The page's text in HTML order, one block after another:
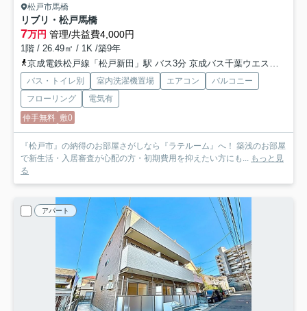
松戸市馬橋
リブリ・松戸馬橋
7万円 管理/共益費4,000円
1階 / 26.49㎡ / 1K /築9年
京成電鉄松戸線「松戸新田」駅 バス3分 京成バス千葉ウエスト「県立松戸高校」 停歩15分
バス・トイレ別 室内洗濯機置場 エアコン
バルコニー
フローリング
電気有
仲手無料 敷0
『松戸市』の納得のお部屋さがしなら『ラテルーム』へ！ 築浅のお部屋
で新生活・入居審査が心配の方・初期費用を抑えたい方にも... もっと見
る
アパート